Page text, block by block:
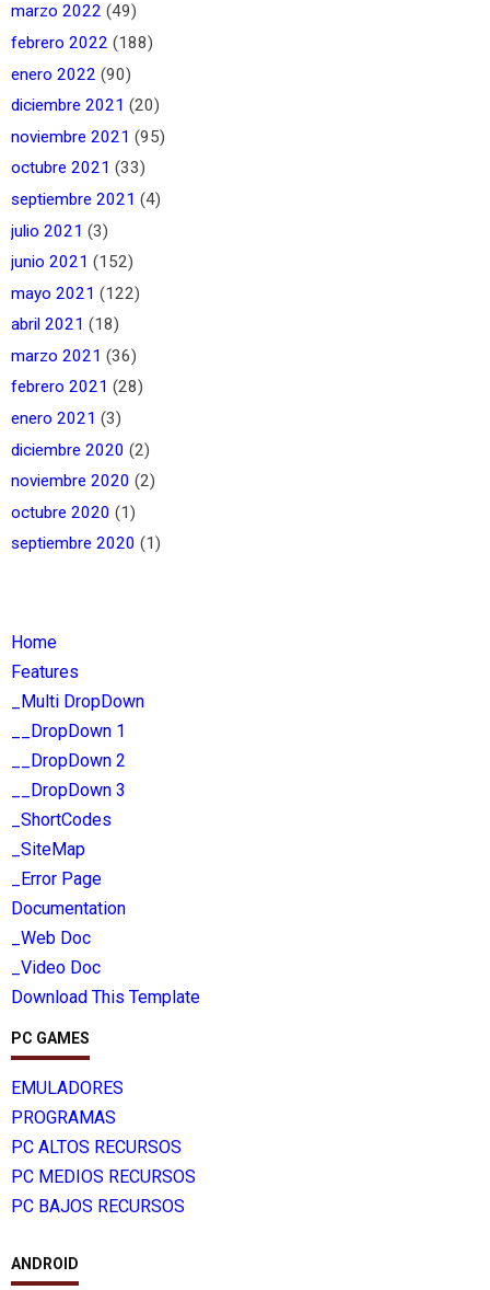
marzo 2022 (49)
febrero 2022 (188)
enero 2022 (90)
diciembre 2021 (20)
noviembre 2021 (95)
octubre 2021 (33)
septiembre 2021 (4)
julio 2021 (3)
junio 2021 (152)
mayo 2021 (122)
abril 2021 (18)
marzo 2021 (36)
febrero 2021 (28)
enero 2021 (3)
diciembre 2020 (2)
noviembre 2020 (2)
octubre 2020 (1)
septiembre 2020 (1)
Home
Features
_Multi DropDown
__DropDown 1
__DropDown 2
__DropDown 3
_ShortCodes
_SiteMap
_Error Page
Documentation
_Web Doc
_Video Doc
Download This Template
PC GAMES
EMULADORES
PROGRAMAS
PC ALTOS RECURSOS
PC MEDIOS RECURSOS
PC BAJOS RECURSOS
ANDROID